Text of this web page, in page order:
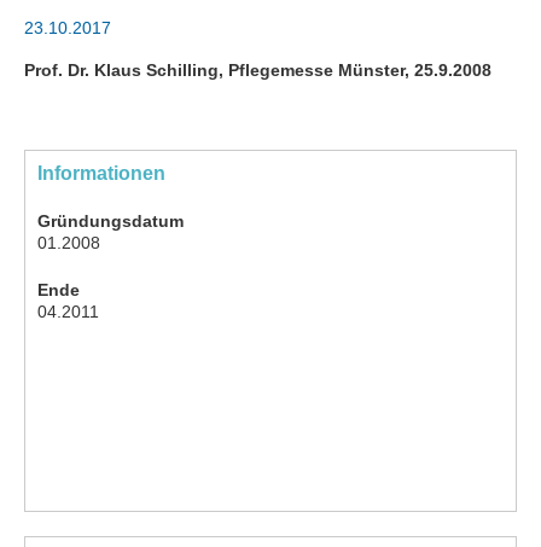
23.10.2017
Prof. Dr. Klaus Schilling, Pflegemesse Münster, 25.9.2008
Informationen
Gründungsdatum
01.2008
Ende
04.2011